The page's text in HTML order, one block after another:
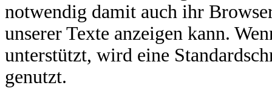
notwendig damit auch ihr
unserer Texte anzeigen kann.
unterstützt, wird eine
genutzt.